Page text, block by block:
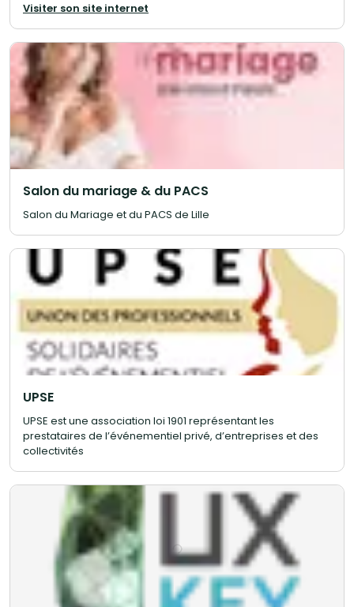
Visiter son site internet
Salon du mariage & du PACS
Salon du Mariage et du PACS de Lille
UPSE
UPSE est une association loi 1901 représentant les
prestataires de l’événementiel privé, d’entreprises et des
collectivités